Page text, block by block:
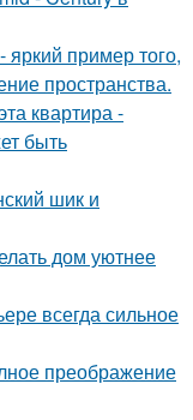
пример того,
пространства.
квартира -
быть
шик и
дом уютнее
всегда сильное
преображение